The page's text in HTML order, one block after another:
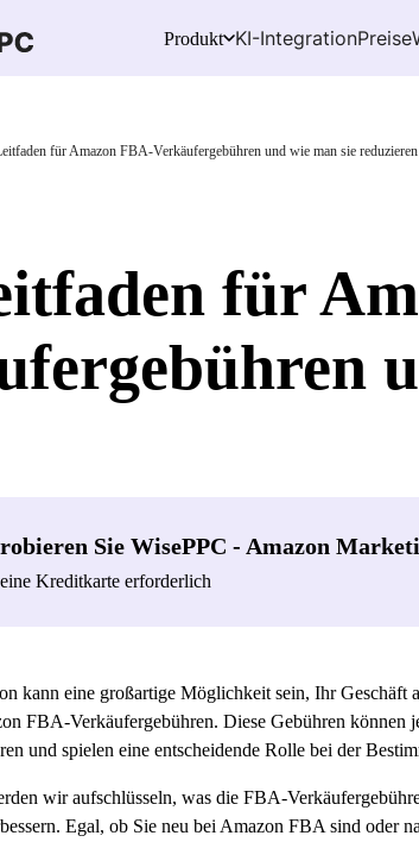
Produkt KI-IntegrationPreise
für Amazon FBA-Verkäufergebühren und wie man sie
für
Sie WisePPC - Amazon
Kreditkarte erforderlich
kann eine großartige Möglichkeit sein, Ihr Geschäft
FBA-Verkäufergebühren. Diese Gebühren
und spielen eine entscheidende Rolle bei der
wir aufschlüsseln, was die FBA-
Egal, ob Sie neu bei Amazon FBA sind oder